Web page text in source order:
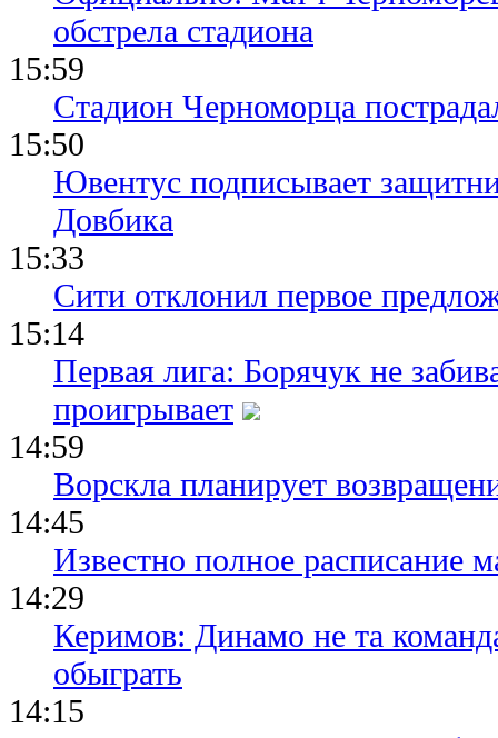
обстрела стадиона
15:59
Стадион Черноморца
15:50
Ювентус подписывает
Довбика
15:33
Сити отклонил первое
15:14
Первая лига: Борячук не
проигрывает
14:59
Ворскла планирует
14:45
Известно полное расписание
14:29
Керимов: Динамо не та
обыграть
14:15